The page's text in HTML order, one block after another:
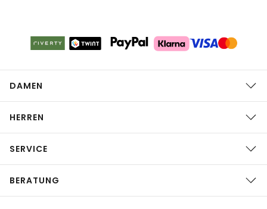
DAMEN
HERREN
SERVICE
BERATUNG